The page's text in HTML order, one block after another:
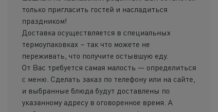
только пригласить гостей и насладиться
праздником!
Доставка осуществляется в специальных
термоупаковках – так что можете не
переживать, что получите остывшую еду.
От Вас требуется самая малость — определиться
с меню. Сделать заказ по телефону или на сайте,
и выбранные блюда будут доставлены по
указанному адресу в оговоренное время. А